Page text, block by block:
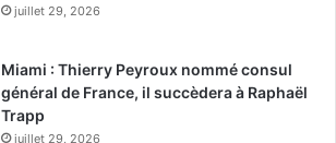
juillet 29, 2026
Miami : Thierry Peyroux nommé consul
général de France, il succèdera à Raphaël
Trapp
juillet 29, 2026